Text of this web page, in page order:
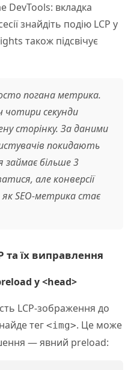
DevTools: вкладка
знайдіть подію LCP у
також підсвічує
погана метрика.
чотири секунди
сторінку. За даними
покидають
більше 3
але конверсії
SEO-метрика стає
та їх виправлення
у <head>
LCP-зображення до
тег <img>. Це може
— явний preload: